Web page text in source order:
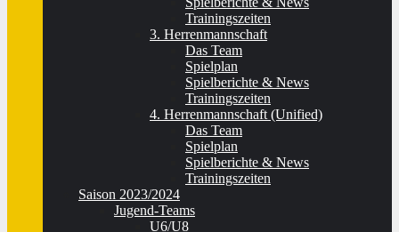
Trainingszeiten
3. Herrenmannschaft
Das Team
Spielplan
Spielberichte & News
Trainingszeiten
4. Herrenmannschaft (Unified)
Das Team
Spielplan
Spielberichte & News
Trainingszeiten
Saison 2023/2024
Jugend-Teams
U6/U8